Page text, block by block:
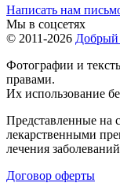
Написать нам
Мы в соцсетях
© 2011-2026 Добрый
Фотографии и
правами.
Их использование
Представленные на
лекарственными
лечения
Договор оферты